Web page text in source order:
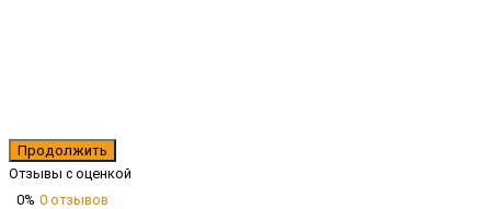
Продолжить
Отзывы с оценкой
0% 0 отзывов